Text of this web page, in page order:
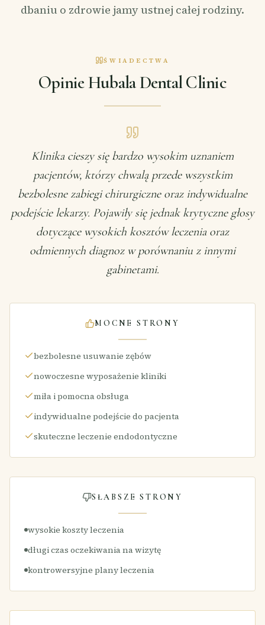
dbaniu o zdrowie jamy ustnej całej rodziny.
ŚWIADECTWA
Opinie Hubala Dental Clinic
Klinika cieszy się bardzo wysokim uznaniem
pacjentów, którzy chwalą przede wszystkim
bezbolesne zabiegi chirurgiczne oraz indywidualne
podejście lekarzy. Pojawiły się jednak krytyczne głosy
dotyczące wysokich kosztów leczenia oraz
odmiennych diagnoz w porównaniu z innymi
gabinetami.
MOCNE STRONY
bezbolesne usuwanie zębów
nowoczesne wyposażenie kliniki
miła i pomocna obsługa
indywidualne podejście do pacjenta
skuteczne leczenie endodontyczne
SŁABSZE STRONY
wysokie koszty leczenia
długi czas oczekiwania na wizytę
kontrowersyjne plany leczenia